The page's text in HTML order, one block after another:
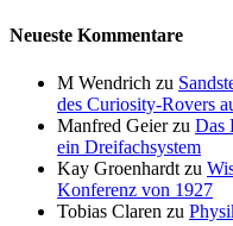
Neueste Kommentare
M Wendrich zu
des Curiosity-Rovers
Manfred Geierzu Das
ein Dreifachsystem
Kay Groenhardt zu
Konferenz von 1927
Tobias Claren zu